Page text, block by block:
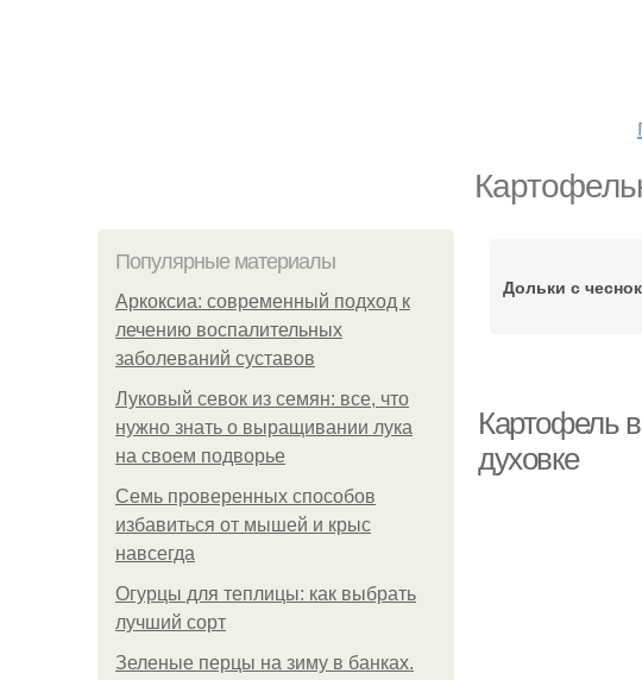
Популярные материалы
Аркоксиа: современный подход к
лечению воспалительных
заболеваний суставов
Луковый севок из семян: все, что
нужно знать о выращивании лука
на своем подворье
Семь проверенных способов
избавиться от мышей и крыс
навсегда
Огурцы для теплицы: как выбрать
лучший сорт
Зеленые перцы на зиму в банках.
Дольки с
Картофель
духовке